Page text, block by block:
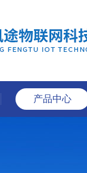
产品中心